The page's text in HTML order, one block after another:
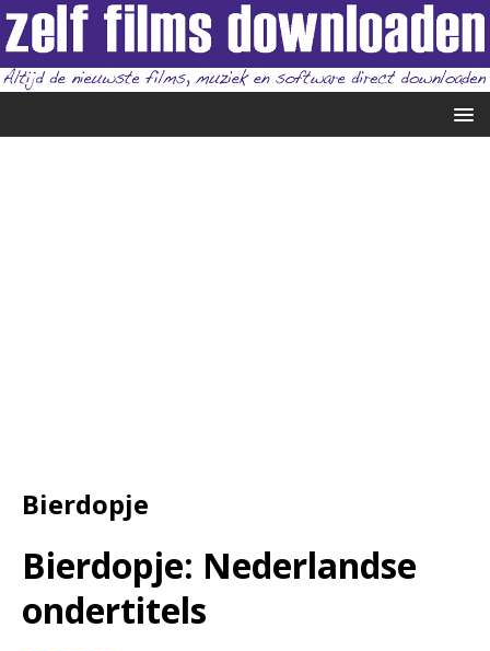
Bierdopje
Bierdopje: Nederlandse
ondertitels